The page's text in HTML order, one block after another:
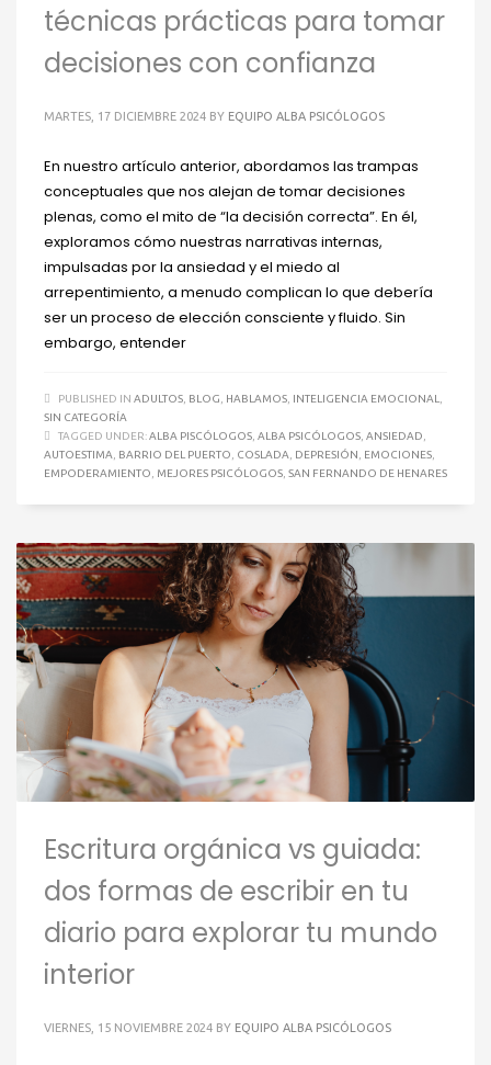
técnicas prácticas para tomar
decisiones con confianza
MARTES, 17 DICIEMBRE 2024 BY EQUIPO ALBA PSICÓLOGOS
En nuestro artículo anterior, abordamos las trampas
conceptuales que nos alejan de tomar decisiones
plenas, como el mito de “la decisión correcta”. En él,
exploramos cómo nuestras narrativas internas,
impulsadas por la ansiedad y el miedo al
arrepentimiento, a menudo complican lo que debería
ser un proceso de elección consciente y fluido. Sin
embargo, entender
PUBLISHED IN ADULTOS, BLOG, HABLAMOS, INTELIGENCIA EMOCIONAL,
SIN CATEGORÍA
TAGGED UNDER:ALBA PISCÓLOGOS, ALBA PSICÓLOGOS, ANSIEDAD,
AUTOESTIMA, BARRIO DEL PUERTO, COSLADA, DEPRESIÓN , EMOCIONES,
EMPODERAMIENTO, MEJORES PSICÓLOGOS, SAN FERNANDO DE HENARES
Escritura orgánica vs guiada:
dos formas de escribir en tu
diario para explorar tu mundo
interior
VIERNES, 15 NOVIEMBRE 2024 BY EQUIPO ALBA PSICÓLOGOS